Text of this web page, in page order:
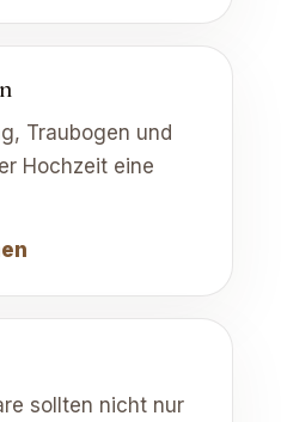
Traubogen und
Hochzeit eine
sollten nicht nur